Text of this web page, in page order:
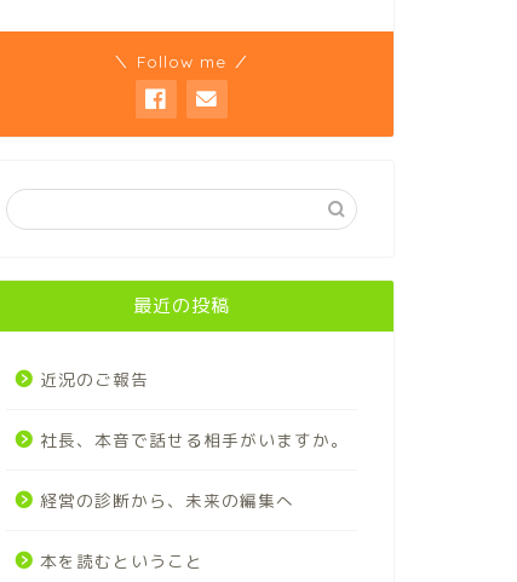
＼ Follow me ／
最近の投稿
近況のご報告
社長、本音で話せる相手がいますか。
経営の診断から、未来の編集へ
本を読むということ